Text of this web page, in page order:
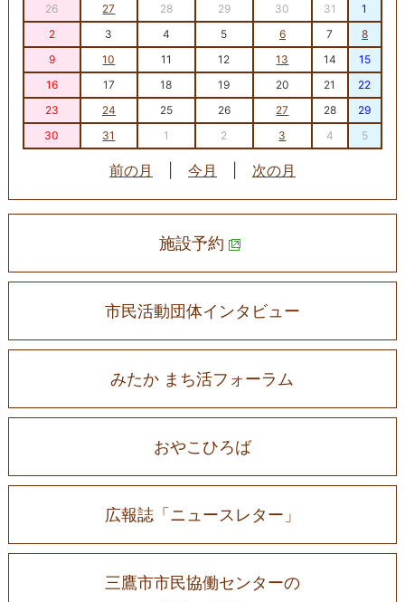
26
27 28 29 30 31
1
2
3 4 5 6 7
8
9
10 11 12 13 14
15
16
17 18 19 20 21
22
23
24 25 26 27 28
29
30
31 1 2 3 4 5
前の月 今月 次の月
施設予約
市民活動団体インタビュー
みたか まち活フォーラム
おやこひろば
広報誌「ニュースレター」
三鷹市市民協働センターの